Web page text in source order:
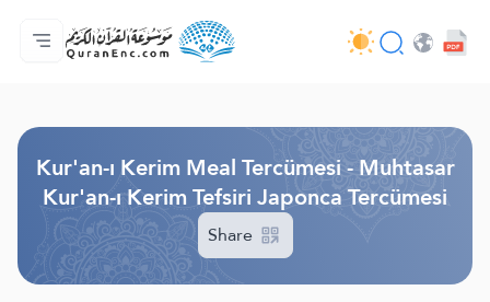
Anasayfa
Mealler Fihristi
Audio
Geliştirici Hizmetleri - API
Proje Hakkında
Biz bilen hab
Geçerli dil
Kur'an-ı Kerim Meal Tercümesi - Muhtasar
Kur'an-ı Kerim Tefsiri Japonca Tercümesi
Share